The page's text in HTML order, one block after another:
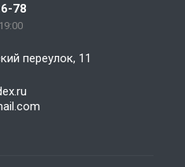
78
переулок, 11